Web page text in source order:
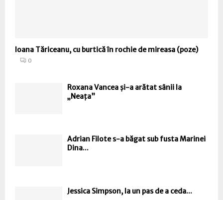
Ioana Tăriceanu, cu burtică în rochie de mireasa (poze)
0
Roxana Vancea și-a arătat sânii la
„Neața”
Adrian Filote s-a băgat sub fusta Marinei
Dina...
Jessica Simpson, la un pas de a ceda...